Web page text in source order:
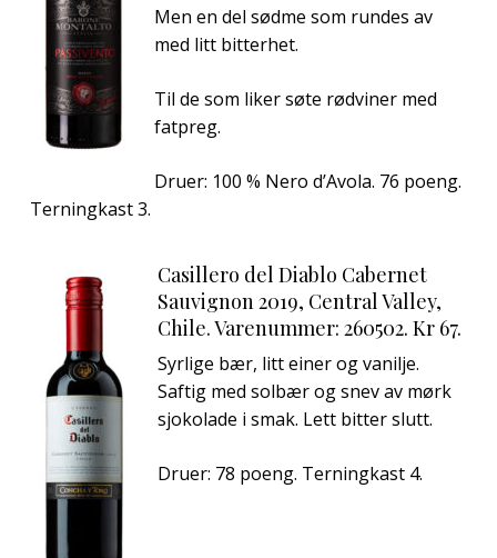
Men en del sødme som rundes av
med litt bitterhet.
Til de som liker søte rødviner med
fatpreg.
Druer: 100 % Nero d’Avola. 76 poeng.
Terningkast 3.
Casillero del Diablo Cabernet
Sauvignon 2019, Central Valley,
Chile. Varenummer: 260502. Kr 67.
Syrlige bær, litt einer og vanilje.
Saftig med solbær og snev av mørk
sjokolade i smak. Lett bitter slutt.
Druer: 78 poeng. Terningkast 4.